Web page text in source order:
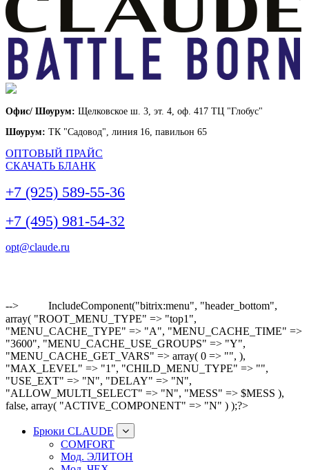
Офис/ Шоурум: Щелковское ш. 3, эт. 4, оф. 417 ТЦ "Глобус"
Шоурум: ТК "Садовод", линия 16, павильон 65
ОПТОВЫЙ ПРАЙС
СКАЧАТЬ БЛАНК
+7 (925) 589-55-36
+7 (495) 981-54-32
opt@claude.ru
-->
IncludeComponent("bitrix:menu", "header_bottom",
array( "ROOT_MENU_TYPE" => "top1",
"MENU_CACHE_TYPE" => "A", "MENU_CACHE_TIME" =>
"3600", "MENU_CACHE_USE_GROUPS" => "Y",
"MENU_CACHE_GET_VARS" => array( 0 => "", ),
"MAX_LEVEL" => "1", "CHILD_MENU_TYPE" => "",
"USE_EXT" => "N", "DELAY" => "N",
"ALLOW_MULTI_SELECT" => "N", "MESS" => $MESS ),
false, array( "ACTIVE_COMPONENT" => "N" ) );?>
Брюки CLAUDE
COMFORT
Мод. ЭЛИТОН